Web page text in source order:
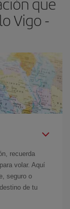
Vigo -
recuerda
volar. Aquí
seguro o
de tu